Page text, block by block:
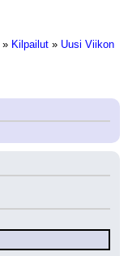
» Kilpailut » Uusi Viikon